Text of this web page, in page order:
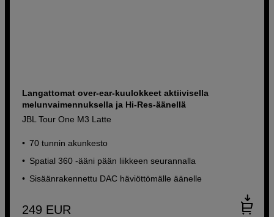
Langattomat over-ear-kuulokkeet aktiivisella
melunvaimennuksella ja Hi-Res-äänellä
JBL Tour One M3 Latte
70 tunnin akunkesto
Spatial 360 -ääni pään liikkeen seurannalla
Sisäänrakennettu DAC häviöttömälle äänelle
249 EUR